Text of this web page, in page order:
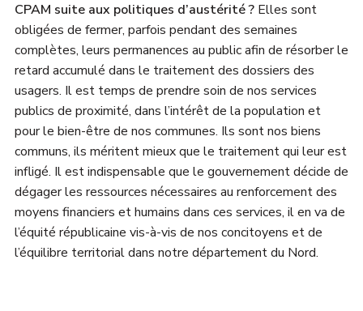
CPAM suite aux politiques d’austérité ?Elles sont
obligées de fermer, parfois pendant des semaines
complètes, leurs permanences au public afin de résorber le
retard accumulé dans le traitement des dossiers des
usagers. Il est temps de prendre soin de nos services
publics de proximité, dans l’intérêt de la population et
pour le bien-être de nos communes. Ils sont nos biens
communs, ils méritent mieux que le traitement qui leur est
infligé. Il est indispensable que le gouvernement décide de
dégager les ressources nécessaires au renforcement des
moyens financiers et humains dans ces services, il en va de
l’équité républicaine vis-à-vis de nos concitoyens et de
l’équilibre territorial dans notre département du Nord.